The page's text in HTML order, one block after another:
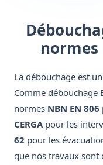
La débouchage est
Comme débouchage
normes NBN EN 806
CERGApour les
62 pour les
que nos travaux sont